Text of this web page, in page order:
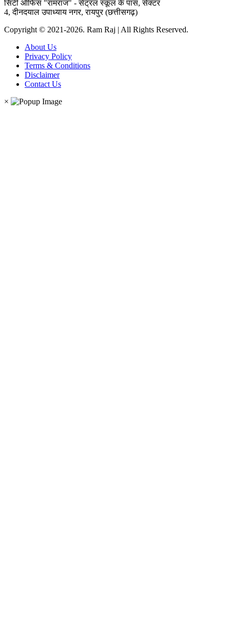
सिटी ऑफिस "रामराज" - सेंट्रल स्कूल के पास, सेक्टर
4, दीनदयाल उपाध्याय नगर, रायपुर (छत्तीसगढ़)
Copyright © 2021-2026. Ram Raj | All Rights Reserved.
About Us
Privacy Policy
Terms & Conditions
Disclaimer
Contact Us
×